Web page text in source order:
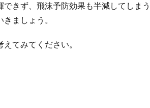
きず、飛沫予防効果も半減してしま
ましょう。
てみてください。